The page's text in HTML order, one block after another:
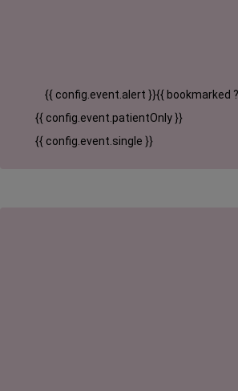
{{ config.event.alert }}{{ bookmarked
{{ config.event.patientOnly }}
{{ config.event.single }}